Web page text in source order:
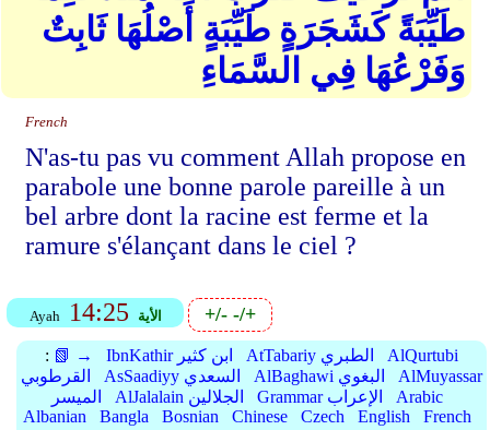
طَيِّبَةً كَشَجَرَةٍ طَيِّبَةٍ أَصْلُهَا ثَابِتٌ
وَفَرْعُهَا فِي السَّمَاءِ
French
N'as-tu pas vu comment Allah propose en
parabole une bonne parole pareille à un
bel arbre dont la racine est ferme et la
ramure s'élançant dans le ciel ?
Ayah 14:25 الأية +/--/+
: 📗 → IbnKathir ابن كثير AtTabariy الطبري
AlQurtubi
القرطوبي
AsSaadiyy السعدي AlBaghawi البغوي
AlMuyassar
الميسر
AlJalalain الجلالين Grammar الإعراب
Arabic
Albanian
Bangla Bosnian Chinese Czech English
French